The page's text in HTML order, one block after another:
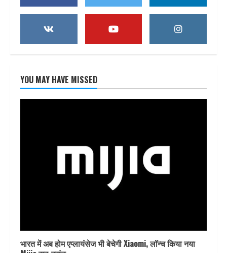
YOU MAY HAVE MISSED
भारत में अब होम एप्लायंसेज भी बेचेगी Xiaomi, लॉन्च किया नया